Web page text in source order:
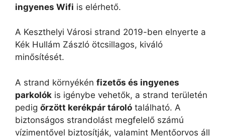
ingyenes Wifi is elérhető.
A Keszthelyi Városi strand 2019-ben elnyerte a
Kék Hullám Zászló ötcsillagos, kiváló
minősítését.
A strand környékén fizetős és ingyenes
parkolók is igénybe vehetők, a strand területén
pedig őrzött kerékpár tároló található. A
biztonságos strandolást megfelelő számú
vízimentővel biztosítják, valamint Mentőorvos áll